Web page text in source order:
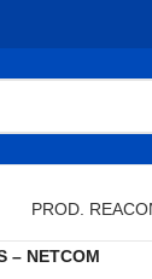
PROD.
– NETCOM